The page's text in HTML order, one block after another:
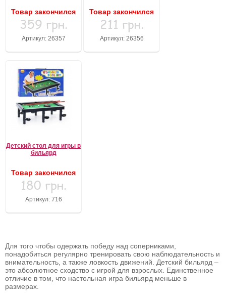
Товар закончился
359 грн.
Артикул: 26357
Товар закончился
211 грн.
Артикул: 26356
Детский стол для игры в
бильярд
Товар закончился
180 грн.
Артикул: 716
Для того чтобы одержать победу над соперниками,
понадобиться регулярно тренировать свою наблюдательность и
внимательность, а также ловкость движений. Детский бильярд –
это абсолютное сходство с игрой для взрослых. Единственное
отличие в том, что настольная игра бильярд меньше в
размерах.